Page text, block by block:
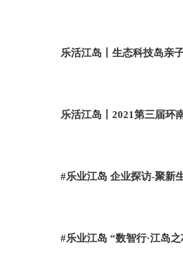
乐活江岛丨生态科技岛亲
乐活江岛丨2021第三届环
#乐业江岛 企业探访-聚新
#乐业江岛 “数智行·江岛